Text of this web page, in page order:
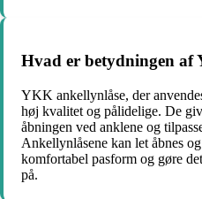
Hvad er betydningen af
YKK ankellynlåse, der
høj kvalitet og pålidelige. De
åbningen ved anklene og
Ankellynlåsene kan let åbnes
komfortabel pasform og gøre
på.